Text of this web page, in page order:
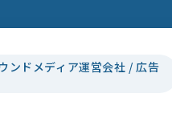
ンドメディア運営会社 / 広告